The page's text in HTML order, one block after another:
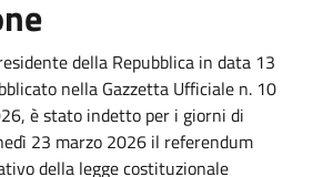
della Repubblica in data 13
nella Gazzetta Ufficiale n. 10
è stato indetto per i giorni di
23 marzo 2026 il referendum
della legge costituzionale